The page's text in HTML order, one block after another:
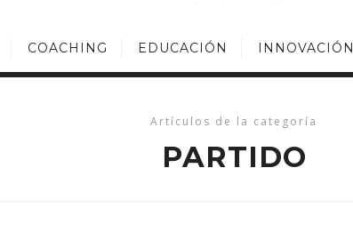
COACHING EDUCACIÓN INNOVACIÓN
Artículos de la categoría
PARTIDO